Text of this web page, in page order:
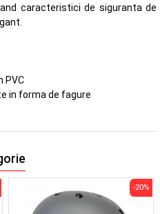
caracteristici de siguranta de
PVC
in forma de fagure
-20%